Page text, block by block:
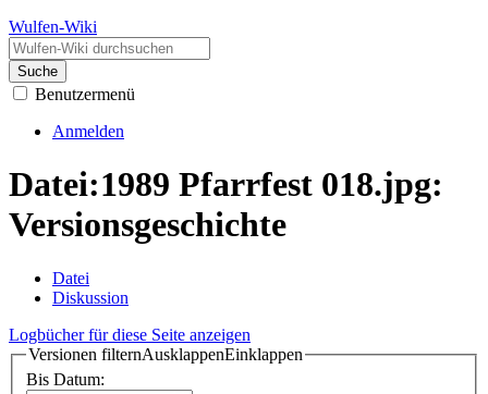
Wulfen-Wiki
Suche
Benutzermenü
Anmelden
Datei:1989 Pfarrfest 018.jpg:
Versionsgeschichte
Datei
Diskussion
Logbücher für diese Seite anzeigen
Versionen filternAusklappenEinklappen
Bis Datum: